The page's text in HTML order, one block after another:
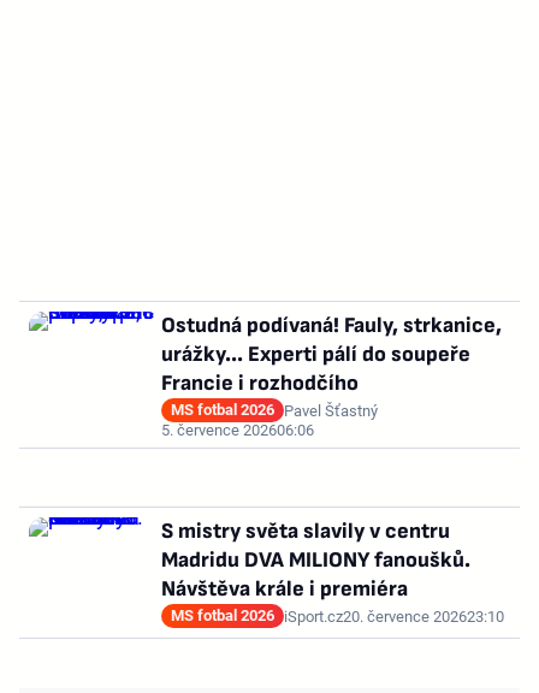
Ostudná podívaná! Fauly, strkanice,
urážky... Experti pálí do soupeře
Francie i rozhodčího
MS fotbal 2026 Pavel Šťastný
5. července 202606:06
S mistry světa slavily v centru
Madridu DVA MILIONY fanoušků.
Návštěva krále i premiéra
MS fotbal 2026 iSport.cz20. července 202623:10